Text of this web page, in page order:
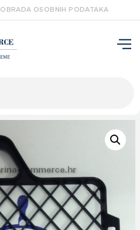
OBRADA OSOBNIH PODATAKA